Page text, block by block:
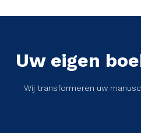
Uw eigen
Wij transformeren uw